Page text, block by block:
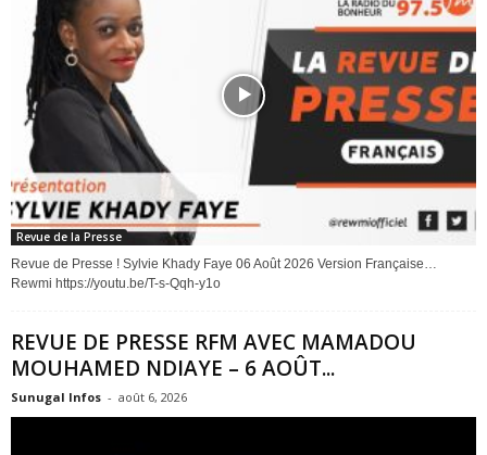
Revue de la Presse
Revue de Presse ! Sylvie Khady Faye 06 Août 2026 Version Française…
Rewmi https://youtu.be/T-s-Qqh-y1o
REVUE DE PRESSE RFM AVEC MAMADOU
MOUHAMED NDIAYE – 6 AOÛT...
Sunugal Infos - août 6, 2026